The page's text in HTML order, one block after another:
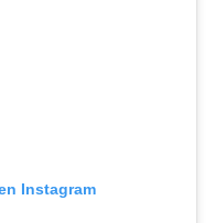
Instagram